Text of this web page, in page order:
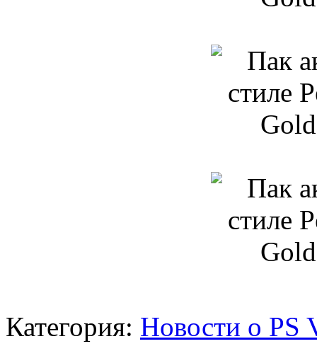
Категория: Новости о PS